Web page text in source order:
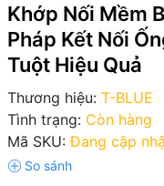
Khớp Nối Mềm
Pháp Kết Nối
Tuột Hiệu Quả
Thương hiệu: T-BLUE
Tình trạng: Còn hàng
Mã SKU: Đang cập